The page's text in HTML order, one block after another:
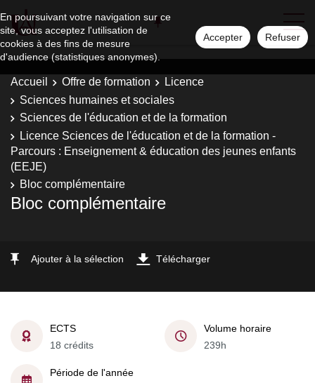
En poursuivant votre navigation sur ce
site, vous acceptez l'utilisation de
cookies à des fins de mesure
d'audience (statistiques anonymes).
Accepter Refuser
Accueil Offre de formation
Licence
Sciences humaines et sociales
Sciences de l'éducation et de la formation
Licence Sciences de l'éducation et de la formation -
Parcours : Enseignement & éducation des jeunes enfants
(EEJE)
Bloc complémentaire
Bloc complémentaire
Ajouter à la sélection Télécharger
ECTS
18 crédits
Volume horaire
239h
Période de l'année